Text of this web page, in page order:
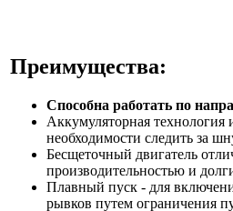
Преимущества:
Способна работать по
Аккумуляторная технология
необходимости следить за
Бесщеточный двигатель
производительностью и
Плавный пуск - для
рывков путем ограничения